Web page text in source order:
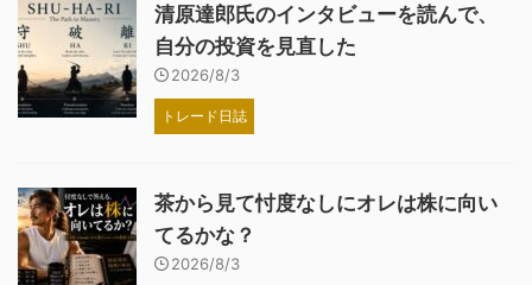
清原達郎氏のインタビューを読んで、
自分の投資を見直した
2026/8/3
トレード日誌
茶から見て忖度なしにオレは株に向い
てるかな？
2026/8/3